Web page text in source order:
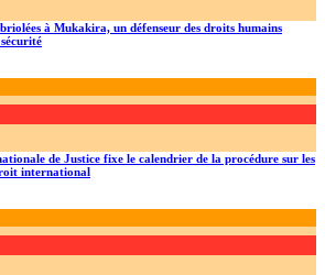
à Mukakira, un défenseur des droits humains
de Justice fixe le calendrier de la procédure sur les
international